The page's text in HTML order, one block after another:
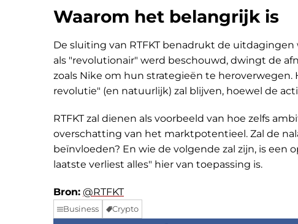
Waarom het belangrijk is
De sluiting van RTFKT benadrukt de
als "revolutionair" werd beschouwd, dwingt de
zoals Nike om hun strategieën te heroverwegen.
revolutie" (en natuurlijk) zal blijven, hoewel de
RTFKT zal dienen als voorbeeld van hoe zelfs
overschatting van het marktpotentieel. Zal de
beïnvloeden? En wie de volgende zal zijn, is een
laatste verliest alles" hier van toepassing is.
Bron: @RTFKT
Business Crypto